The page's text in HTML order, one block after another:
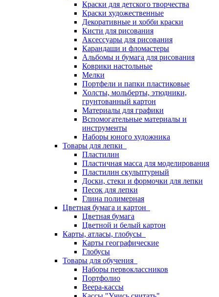
Краски для детского творчества
Краски художественные
Декоративные и хобби краски
Кисти для рисования
Аксессуары для рисования
Карандаши и фломастеры
Альбомы и бумага для рисования
Коврики настольные
Мелки
Портфели и папки пластиковые
Холсты, мольберты, этюдники,
грунтованный картон
Материалы для графики
Вспомогательные материалы и
инструменты
Наборы юного художника
Товары для лепки
Пластилин
Пластичная масса для моделирования
Пластилин скульптурный
Доски, стеки и формочки для лепки
Песок для лепки
Глина полимерная
Цветная бумага и картон
Цветная бумага
Цветной и белый картон
Карты, атласы, глобусы
Карты географические
Глобусы
Товары для обучения
Наборы первоклассников
Портфолио
Веера-кассы